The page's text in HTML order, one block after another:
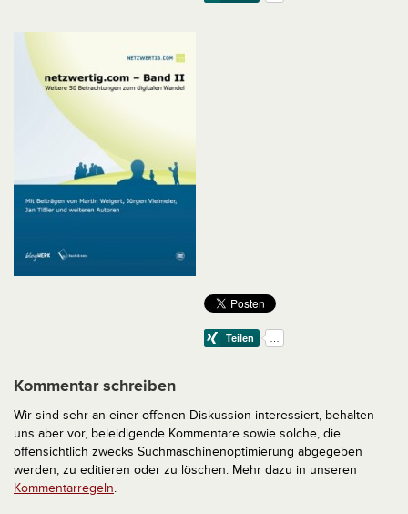
Kommentar schreiben
Wir sind sehr an einer offenen Diskussion interessiert, behalten
uns aber vor, beleidigende Kommentare sowie solche, die
offensichtlich zwecks Suchmaschinenoptimierung abgegeben
werden, zu editieren oder zu löschen. Mehr dazu in unseren
Kommentarregeln.